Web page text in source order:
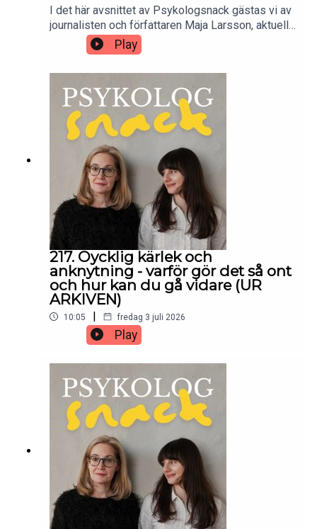
I det här avsnittet av Psykologsnack gästas vi av
journalisten och författaren Maja Larsson, aktuell
med boken "Föräldrarnas födelse". Tillsammans
pratar vi om hur föräldraskapet har förändrats
barns överlevnad till att bli ett livsstilsprojekt och
prestationskrav. Vi pratar om curlingföräldrar, oron
att inte räcka till, och om vi i dag ställer orimliga
krav – både på oss själva och våra barn. Och vad
kan vi lära oss av tidigare generationer?Ljud:
Straydog Studios
Play
217. Oycklig kärlek och
anknytning - varför gör det så ont
och hur kan du gå vidare (UR
ARKIVEN)
10:05 | fredag 3 juli 2026
Play